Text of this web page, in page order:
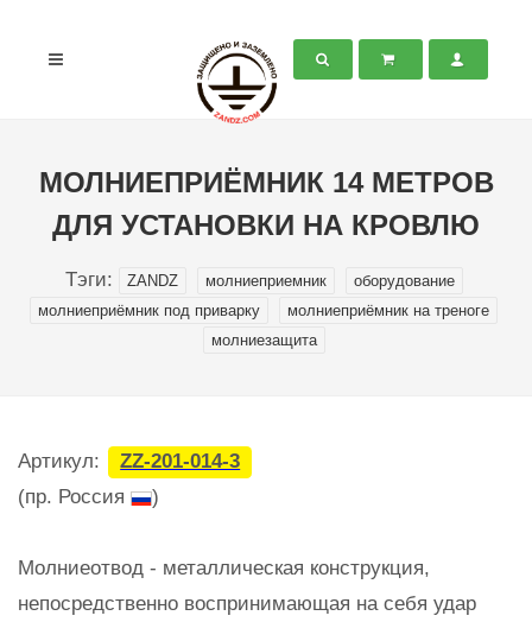
МОЛНИЕПРИЁМНИК 14 МЕТРОВ
ДЛЯ УСТАНОВКИ НА КРОВЛЮ
Тэги: ZANDZ молниеприемник
оборудование
молниеприёмник под приварку
молниеприёмник на треноге
молниезащита
Артикул:
ZZ-201-014-3
(пр. Россия
)
Молниеотвод - металлическая конструкция,
непосредственно воспринимающая на себя удар